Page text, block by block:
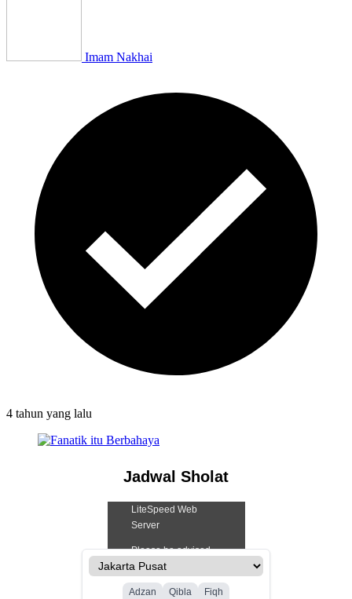
Imam Nakhai
4 tahun yang lalu
Jadwal Sholat